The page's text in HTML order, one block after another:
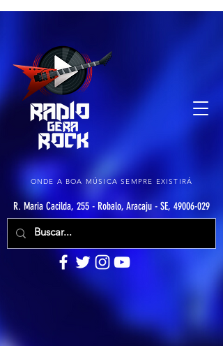
ONDE A BOA MÚSICA SEMPRE EXISTIRÁ
R. Maria Cacilda, 255 - Robalo, Aracaju - SE, 49006-029